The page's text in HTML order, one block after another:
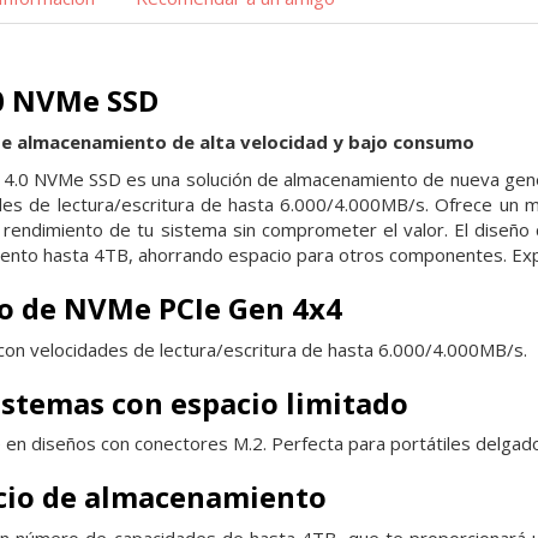
NVMe SSD
almacenamiento de alta velocidad y bajo consumo
NVMe SSD es una solución de almacenamiento de nueva
de lectura/escritura de hasta 6.000/4.000MB/s. Ofrece un
de tu sistema sin comprometer el valor. El
hasta 4TB, ahorrando espacio para otros componentes.
NVMe PCIe Gen 4x4
velocidades de lectura/escritura de hasta 6.000/4.000MB/s.
con espacio limitado
diseños con conectores M.2. Perfecta para portátiles
de almacenamiento